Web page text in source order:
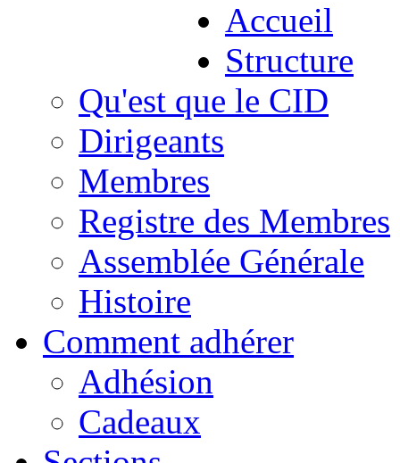
Accueil
Structure
Qu'est que le CID
Dirigeants
Membres
Registre des Membres
Assemblée Générale
Histoire
Comment adhérer
Adhésion
Cadeaux